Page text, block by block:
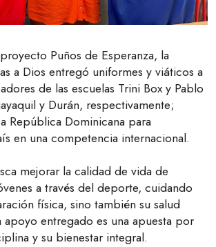
Puños de Esperanza, la
a Dios entregó uniformes y viáticos a
de las escuelas Trini Box y Pablo
y Durán, respectivamente;
República Dominicana para
en una competencia internacional.
mejorar la calidad de vida de
a través del deporte, cuidando
física, sino también su salud
entregado es una apuesta por
y su bienestar integral.